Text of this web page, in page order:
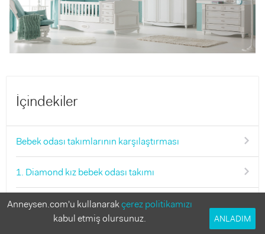
İçindekiler
Bebek odası takımlarının karşılaştırması
1. Diamond kız bebek odası takımı
2. Aqua Marine erkek bebek odası takımı
Anneysen.com'u kullanarakçerez politikamızı
kabul etmiş olursunuz.
ANLADIM